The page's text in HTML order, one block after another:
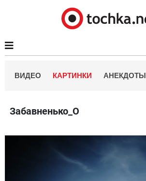
ВИДЕО КАРТИНКИ АНЕКДОТЫ
Забавненько_О